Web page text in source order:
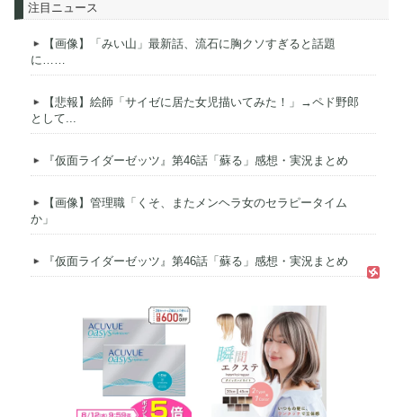
注目ニュース
【画像】「みい山」最新話、流石に胸クソすぎると話題
に……
【悲報】絵師「サイゼに居た女児描いてみた！」→ペド野郎
として...
『仮面ライダーゼッツ』第46話「蘇る」感想・実況まとめ
【画像】管理職「くそ、またメンヘラ女のセラピータイム
か」
『仮面ライダーゼッツ』第46話「蘇る」感想・実況まとめ